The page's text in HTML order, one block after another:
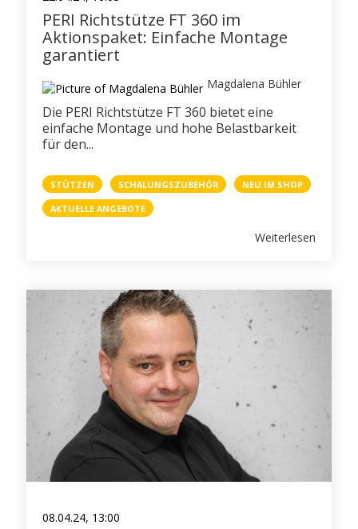
GERÜST
BESTSELLER
PRESSE
WEIHNACHTSFERIEN
STELLENANZEIGEN
PERI Richtstütze FT 360 im
Aktionspaket: Einfache Montage
garantiert
Magdalena Bühler
Die PERI Richtstütze FT 360 bietet eine
einfache Montage und hohe Belastbarkeit
für den...
STÜTZEN SCHALUNGSZUBEHÖR
NEU IM SHOP
AKTUELLE ANGEBOTE
Weiterlesen
08.04.24, 13:00